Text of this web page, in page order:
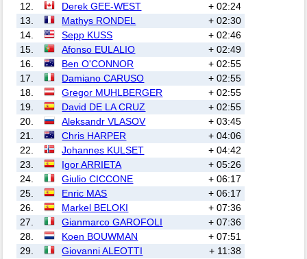
12.
Derek GEE-WEST
+ 02:24
13.
Mathys RONDEL
+ 02:30
14.
Sepp KUSS
+ 02:46
15.
Afonso EULALIO
+ 02:49
16.
Ben O'CONNOR
+ 02:55
17.
Damiano CARUSO
+ 02:55
18.
Gregor MUHLBERGER
+ 02:55
19.
David DE LA CRUZ
+ 02:55
20.
Aleksandr VLASOV
+ 03:45
21.
Chris HARPER
+ 04:06
22.
Johannes KULSET
+ 04:42
23.
Igor ARRIETA
+ 05:26
24.
Giulio CICCONE
+ 06:17
25.
Enric MAS
+ 06:17
26.
Markel BELOKI
+ 07:36
27.
Gianmarco GAROFOLI
+ 07:36
28.
Koen BOUWMAN
+ 07:51
29.
Giovanni ALEOTTI
+ 11:38